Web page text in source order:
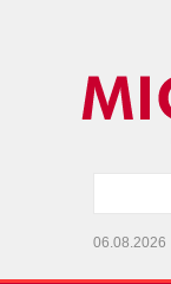
06.08.2026